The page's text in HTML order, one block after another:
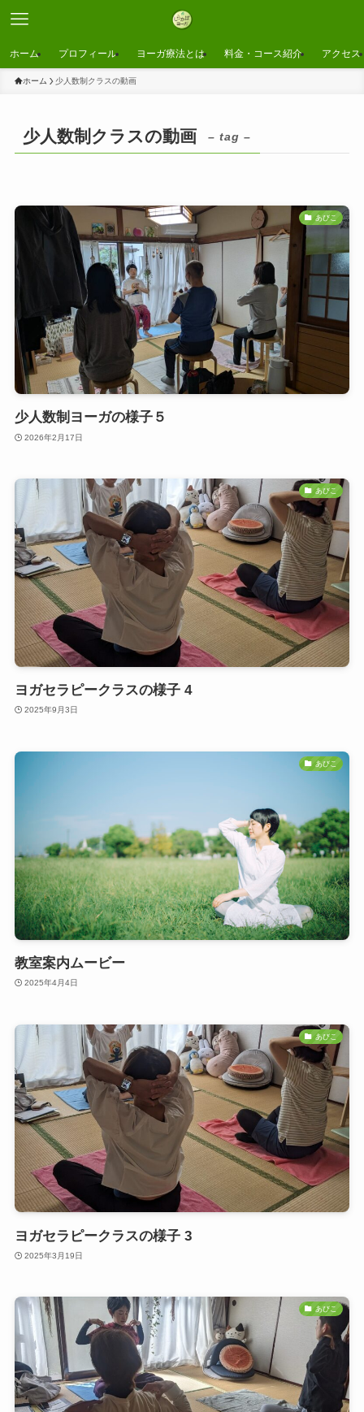
ホーム プロフィール ヨーガ療法とは 料金・コース紹介 アクセス
ホーム 少人数制クラスの動画
少人数制クラスの動画 – tag –
あびこ
少人数制ヨーガの様子５
2026年2月17日
あびこ
ヨガセラピークラスの様子 4
2025年9月3日
あびこ
教室案内ムービー
2025年4月4日
あびこ
ヨガセラピークラスの様子 3
2025年3月19日
あびこ